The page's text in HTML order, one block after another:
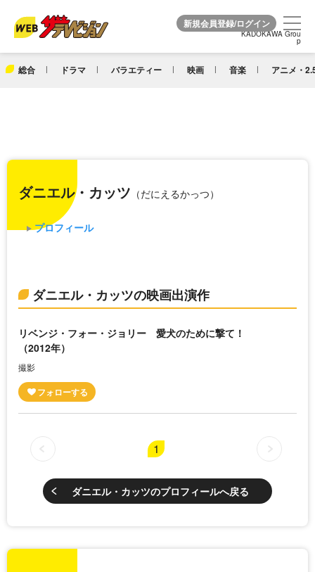
KADOKAWA Grou
p
総合 ドラマ バラエティー 映画 音楽 アニメ・
KADOKAWA Grou
p
ダニエル・カッツ （だにえるかっつ）
プロフィール
ダニエル・カッツの映画出演作
リベンジ・フォー・ジョリー 愛犬のために撃て！
（2012年）
撮影
1
ダニエル・カッツのプロフィールへ戻る